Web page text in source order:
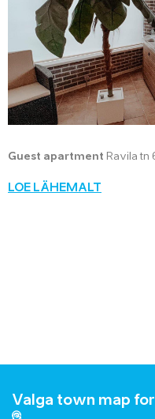
Guest apartment Ravila tn
LOE LÄHEMALT
Valga town map